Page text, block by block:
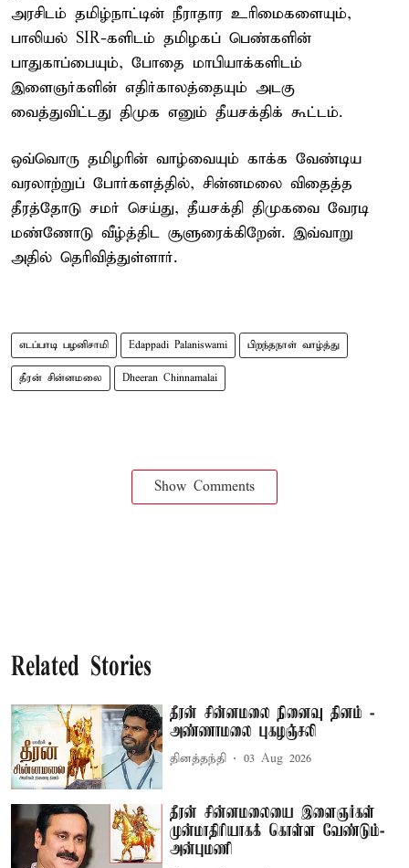
அரசிடம் தமிழ்நாட்டின் நீராதார உரிமைகளையும்,
பாலியல் SIR-களிடம் தமிழகப் பெண்களின்
பாதுகாப்பையும், போதை மாபியாக்களிடம்
இளைஞர்களின் எதிர்காலத்தையும் அடகு
வைத்துவிட்டது திமுக எனும் தீயசக்திக் கூட்டம்.
ஒவ்வொரு தமிழரின் வாழ்வையும் காக்க வேண்டிய
வரலாற்றுப் போர்களத்தில், சின்னமலை விதைத்த
தீரத்தோடு சமர் செய்து, தீயசக்தி திமுகவை வேரடி
மண்ணோடு வீழ்த்திட சூளுரைக்கிறேன். இவ்வாறு
அதில் தெரிவித்துள்ளார்.
எடப்பாடி பழனிசாமி Edappadi Palaniswami பிறந்தநாள் வாழ்த்து
தீரன் சின்னமலை Dheeran Chinnamalai
Show Comments
Related Stories
தீரன் சின்னமலை நினைவு தினம் -
அண்ணாமலை புகழஞ்சலி
தினத்தந்தி 03 Aug 2026
தீரன் சின்னமலையை இளைஞர்கள்
முன்மாதிரியாகக் கொள்ள வேண்டும்-
அன்புமணி